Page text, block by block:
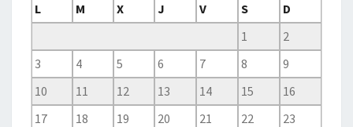
L
M X J V S
D
1
2
3
4 5 6 7 8
9
10
11 12 13 14 15
16
17
18 19 20 21 22
23